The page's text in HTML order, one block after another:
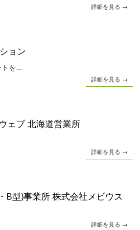
詳細を見る →
ョン
を...
詳細を見る →
ェブ 北海道営業所
詳細を見る →
B型)事業所 株式会社メビウス
詳細を見る →